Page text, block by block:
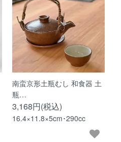
南蛮京形土瓶むし 和食器 土
瓶…
3,168円(税込)
16.4×11.8×5cm･290cc